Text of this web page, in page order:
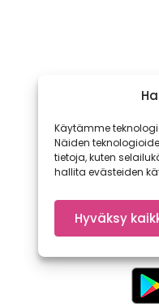
Käytämme
Näiden
tietoja, kuten
hallita evästeiden
Hyväksy